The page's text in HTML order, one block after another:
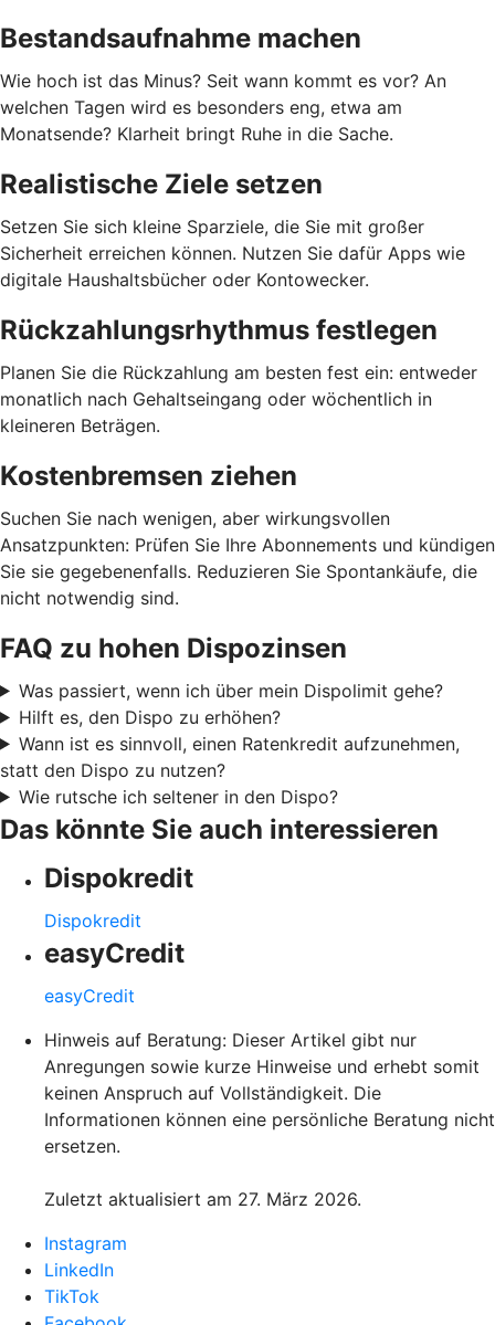
Bestandsaufnahme machen
Wie hoch ist das Minus? Seit wann kommt es vor? An
welchen Tagen wird es besonders eng, etwa am
Monatsende? Klarheit bringt Ruhe in die Sache.
Realistische Ziele setzen
Setzen Sie sich kleine Sparziele, die Sie mit großer
Sicherheit erreichen können. Nutzen Sie dafür Apps wie
digitale Haushaltsbücher oder Kontowecker.
Rückzahlungsrhythmus festlegen
Planen Sie die Rückzahlung am besten fest ein: entweder
monatlich nach Gehaltseingang oder wöchentlich in
kleineren Beträgen.
Kostenbremsen ziehen
Suchen Sie nach wenigen, aber wirkungsvollen
Ansatzpunkten: Prüfen Sie Ihre Abonnements und kündigen
Sie sie gegebenenfalls. Reduzieren Sie Spontankäufe, die
nicht notwendig sind.
FAQ zu hohen Dispozinsen
Was passiert, wenn ich über mein Dispolimit gehe?
Hilft es, den Dispo zu erhöhen?
Wann ist es sinnvoll, einen Ratenkredit aufzunehmen,
statt den Dispo zu nutzen?
Wie rutsche ich seltener in den Dispo?
Das könnte Sie auch interessieren
Dispokredit
Dispokredit
easyCredit
easyCredit
Hinweis auf Beratung: Dieser Artikel gibt nur
Anregungen sowie kurze Hinweise und erhebt somit
keinen Anspruch auf Vollständigkeit. Die
Informationen können eine persönliche Beratung nicht
ersetzen.
Zuletzt aktualisiert am 27. März 2026.
Instagram
LinkedIn
TikTok